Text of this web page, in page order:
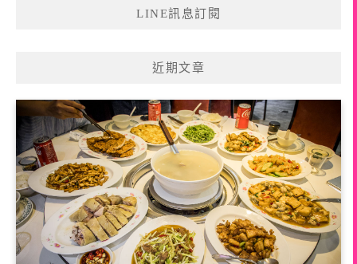
LINE訊息訂閱
近期文章